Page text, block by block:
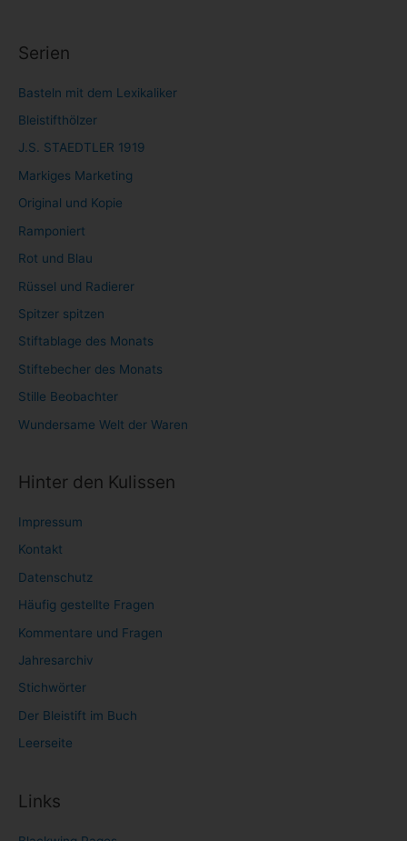
Serien
Basteln mit dem Lexikaliker
Bleistifthölzer
J.S. STAEDTLER 1919
Markiges Marketing
Original und Kopie
Ramponiert
Rot und Blau
Rüssel und Radierer
Spitzer spitzen
Stiftablage des Monats
Stiftebecher des Monats
Stille Beobachter
Wundersame Welt der Waren
Hinter den Kulissen
Impressum
Kontakt
Datenschutz
Häufig gestellte Fragen
Kommentare und Fragen
Jahresarchiv
Stichwörter
Der Bleistift im Buch
Leerseite
Links